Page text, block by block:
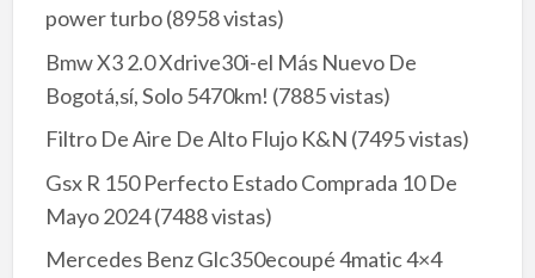
power turbo(8958 vistas)
Bmw X3 2.0 Xdrive30i-el Más Nuevo De
Bogotá,sí, Solo 5470km! (7885 vistas)
Filtro De Aire De Alto Flujo K&N (7495 vistas)
Gsx R 150 Perfecto Estado Comprada 10 De
Mayo 2024(7488 vistas)
Mercedes Benz Glc350ecoupé 4matic 4×4